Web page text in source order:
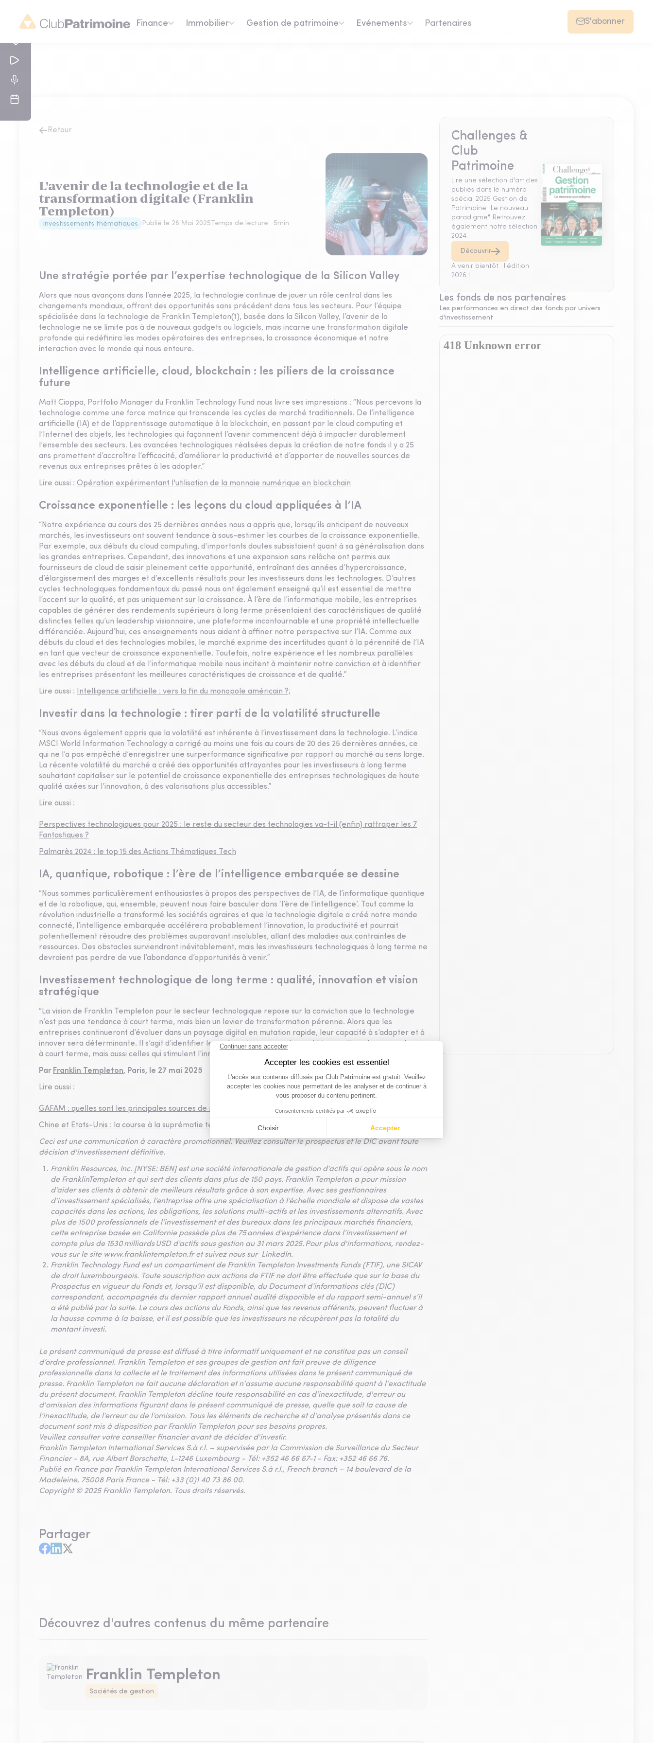
Finance Immobilier Gestion de patrimoine Evénements Partenaires S'abonner
Retour
L'avenir de la technologie et de la
transformation digitale (Franklin
Templeton)
Investissements thématiques Publié le 28 Mai 2025Temps de lecture : 5min
Une stratégie portée par l’expertise technologique de la Silicon Valley
Alors que nous avançons dans l’année 2025, la technologie continue de jouer un rôle central dans les
changements mondiaux, offrant des opportunités sans précédent dans tous les secteurs. Pour l’équipe
spécialisée dans la technologie de Franklin Templeton(1), basée dans la Silicon Valley, l’avenir de la
technologie ne se limite pas à de nouveaux gadgets ou logiciels, mais incarne une transformation digitale
profonde qui redéfinira les modes opératoires des entreprises, la croissance économique et notre
interaction avec le monde qui nous entoure.
Intelligence artificielle, cloud, blockchain : les piliers de la croissance
future
Matt Cioppa, Portfolio Manager du Franklin Technology Fund nous livre ses impressions : “Nous percevons la
technologie comme une force motrice qui transcende les cycles de marché traditionnels. De l’intelligence
artificielle (IA) et de l’apprentissage automatique à la blockchain, en passant par le cloud computing et
l’Internet des objets, les technologies qui façonnent l’avenir commencent déjà à impacter durablement
l’ensemble des secteurs. Les avancées technologiques réalisées depuis la création de notre fonds il y a 25
ans promettent d’accroître l’efficacité, d’améliorer la productivité et d’apporter de nouvelles sources de
revenus aux entreprises prêtes à les adopter.”
Lire aussi : Opération expérimentant l'utilisation de la monnaie numérique en blockchain
Croissance exponentielle : les leçons du cloud appliquées à l’IA
“Notre expérience au cours des 25 dernières années nous a appris que, lorsqu’ils anticipent de nouveaux
marchés, les investisseurs ont souvent tendance à sous-estimer les courbes de la croissance exponentielle.
Par exemple, aux débuts du cloud computing, d’importants doutes subsistaient quant à sa généralisation dans
les grandes entreprises. Cependant, des innovations et une expansion sans relâche ont permis aux
fournisseurs de cloud de saisir pleinement cette opportunité, entraînant des années d’hypercroissance,
d’élargissement des marges et d’excellents résultats pour les investisseurs dans les technologies. D’autres
cycles technologiques fondamentaux du passé nous ont également enseigné qu’il est essentiel de mettre
l’accent sur la qualité, et pas uniquement sur la croissance. À l’ère de l’informatique mobile, les entreprises
capables de générer des rendements supérieurs à long terme présentaient des caractéristiques de qualité
distinctes telles qu’un leadership visionnaire, une plateforme incontournable et une propriété intellectuelle
différenciée. Aujourd’hui, ces enseignements nous aident à affiner notre perspective sur l’IA. Comme aux
débuts du cloud et des technologies mobiles, le marché exprime des incertitudes quant à la pérennité de l’IA
en tant que vecteur de croissance exponentielle. Toutefois, notre expérience et les nombreux parallèles
avec les débuts du cloud et de l’informatique mobile nous incitent à maintenir notre conviction et à identifier
les entreprises présentant les meilleures caractéristiques de croissance et de qualité.”
Lire aussi : Intelligence artificielle : vers la fin du monopole américain ?;
Investir dans la technologie : tirer parti de la volatilité structurelle
“Nous avons également appris que la volatilité est inhérente à l’investissement dans la technologie. L’indice
MSCI World Information Technology a corrigé au moins une fois au cours de 20 des 25 dernières années, ce
qui ne l’a pas empêché d’enregistrer une surperformance significative par rapport au marché au sens large.
La récente volatilité du marché a créé des opportunités attrayantes pour les investisseurs à long terme
souhaitant capitaliser sur le potentiel de croissance exponentielle des entreprises technologiques de haute
qualité axées sur l’innovation, à des valorisations plus accessibles.”
Lire aussi :
Perspectives technologiques pour 2025 : le reste du secteur des technologies va-t-il (enfin) rattraper les 7
Fantastiques ?
Palmarès 2024 : le top 15 des Actions Thématiques Tech
IA, quantique, robotique : l’ère de l’intelligence embarquée se dessine
“Nous sommes particulièrement enthousiastes à propos des perspectives de l’IA, de l’informatique quantique
et de la robotique, qui, ensemble, peuvent nous faire basculer dans ‘l’ère de l’intelligence’. Tout comme la
révolution industrielle a transformé les sociétés agraires et que la technologie digitale a créé notre monde
connecté, l’intelligence embarquée accélérera probablement l’innovation, la productivité et pourrait
potentiellement résoudre des problèmes auparavant insolubles, allant des maladies aux contraintes de
ressources. Des obstacles surviendront inévitablement, mais les investisseurs technologiques à long terme ne
devraient pas perdre de vue l’abondance d’opportunités à venir.”
Investissement technologique de long terme : qualité, innovation et vision
stratégique
“La vision de Franklin Templeton pour le secteur technologique repose sur la conviction que la technologie
n’est pas une tendance à court terme, mais bien un levier de transformation pérenne. Alors que les
entreprises continueront d’évoluer dans un paysage digital en mutation rapide, leur capacité à s’adapter et à
innover sera déterminante. Il s’agit d’identifier les entreprises non seulement bien positionnées pour réussir
à court terme, mais aussi celles qui stimulent l’innovation et façonneront l’avenir dans les prochaines années.”
Par Franklin Templeton, Paris, le 27 mai 2025
Lire aussi :
GAFAM : quelles sont les principales sources de revenus des géants de la tech ?
Chine et Etats-Unis : la course à la suprématie technologique mondiale
Ceci est une communication à caractère promotionnel. Veuillez consulter le prospectus et le DIC avant toute
décision d'investissement définitive.
Franklin Resources, Inc. [NYSE: BEN] est une société internationale de gestion d’actifs qui opère sous le nom
de FranklinTempleton et qui sert des clients dans plus de 150 pays. Franklin Templeton a pour mission
d’aider ses clients à obtenir de meilleurs résultats grâce à son expertise. Avec ses gestionnaires
d’investissement spécialisés, l’entreprise offre une spécialisation à l’échelle mondiale et dispose de vastes
capacités dans les actions, les obligations, les solutions multi-actifs et les investissements alternatifs. Avec
plus de 1500 professionnels de l’investissement et des bureaux dans les principaux marchés financiers,
cette entreprise basée en Californie possède plus de 75 années d’expérience dans l’investissement et
compte plus de 1530 milliards USD d’actifs sous gestion au 31 mars 2025. Pour plus d'informations, rendez-
vous sur le site www.franklintempleton.fr et suivez nous sur LinkedIn.
Franklin Technology Fund est un compartiment de Franklin Templeton Investments Funds (FTIF), une SICAV
de droit luxembourgeois. Toute souscription aux actions de FTIF ne doit être effectuée que sur la base du
Prospectus en vigueur du Fonds et, lorsqu’il est disponible, du Document d’informations clés (DIC)
correspondant, accompagnés du dernier rapport annuel audité disponible et du rapport semi-annuel s’il
a été publié par la suite. Le cours des actions du Fonds, ainsi que les revenus afférents, peuvent fluctuer à
la hausse comme à la baisse, et il est possible que les investisseurs ne récupèrent pas la totalité du
montant investi.
Le présent communiqué de presse est diffusé à titre informatif uniquement et ne constitue pas un conseil
d’ordre professionnel. Franklin Templeton et ses groupes de gestion ont fait preuve de diligence
professionnelle dans la collecte et le traitement des informations utilisées dans le présent communiqué de
presse. Franklin Templeton ne fait aucune déclaration et n'assume aucune responsabilité quant à l'exactitude
du présent document. Franklin Templeton décline toute responsabilité en cas d'inexactitude, d'erreur ou
d'omission des informations figurant dans le présent communiqué de presse, quelle que soit la cause de
l’inexactitude, de l’erreur ou de l’omission. Tous les éléments de recherche et d'analyse présentés dans ce
document sont mis à disposition par Franklin Templeton pour ses besoins propres.
Veuillez consulter votre conseiller financier avant de décider d'investir.
Franklin Templeton International Services S.à r.l. – supervisée par la Commission de Surveillance du Secteur
Financier - 8A, rue Albert Borschette, L-1246 Luxembourg - Tél: +352 46 66 67-1 - Fax: +352 46 66 76.
Publié en France par Franklin Templeton International Services S.à r.l., French branch – 14 boulevard de la
Madeleine, 75008 Paris France - Tél: +33 (0)1 40 73 86 00.
Copyright © 2025 Franklin Templeton. Tous droits réservés.
Partager
Découvrez d'autres contenus du même partenaire
Franklin Templeton
Sociétés de gestion
Challenges &
Club
Patrimoine
Lire une sélection d'articles
publiés dans le numéro
spécial 2025 Gestion de
Patrimoine "Le nouveau
paradigme". Retrouvez
également notre sélection
2024.
Découvrir
A venir bientôt : l'édition
2026 !
Les fonds de nos partenaires
Les performances en direct des fonds par univers
d'investissement